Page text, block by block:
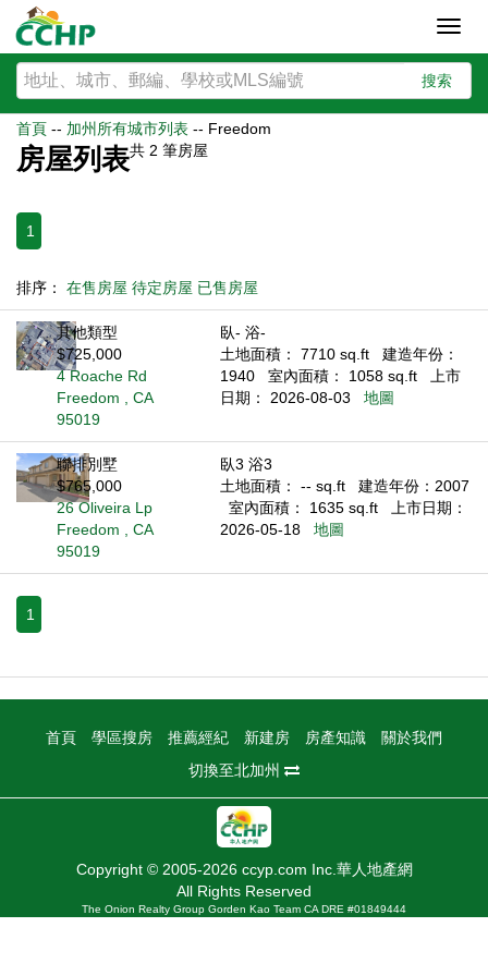
搜索
首頁 -- 加州所有城市列表 -- Freedom
房屋列表共 2 筆房屋
1
排序： 在售房屋 待定房屋 已售房屋
其他類型
$725,000
4 Roache Rd
Freedom , CA
95019
臥- 浴-
土地面積： 7710 sq.ft
建造年份：
1940
室內面積： 1058 sq.ft
上市
日期： 2026-08-03
地圖
聯排別墅
$765,000
26 Oliveira Lp
Freedom , CA
95019
臥3 浴3
土地面積： -- sq.ft
建造年份：2007
室內面積： 1635 sq.ft
上市日期：
2026-05-18
地圖
1
首頁 學區搜房 推薦經紀 新建房 房產知識
關於我們
切換至北加州
Copyright © 2005-2026 ccyp.com Inc.華人地產網
All Rights Reserved
The Onion Realty Group Gorden Kao Team CA DRE #01849444